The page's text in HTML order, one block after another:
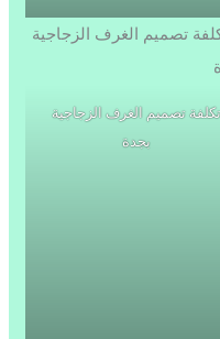
تكلفة تصميم الغرف الزجاجية
بجدة